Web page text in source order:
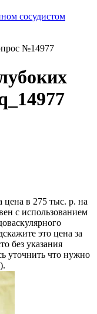
сосудистом
№14977
цена в 275 тыс. р. на
с использованием
это цена за
без указания
уточнить что нужно